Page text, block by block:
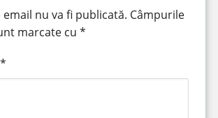
nu va fi publicată. Câmpurile
marcate cu *
*